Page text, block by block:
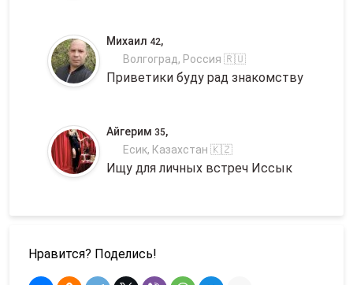
Михаил 42,
Волгоград, Россия 🇷🇺
Приветики буду рад знакомству
Айгерим 35,
Есик, Казахстан 🇰🇿
Ищу для личных встреч Иссык
Нравится? Поделись!